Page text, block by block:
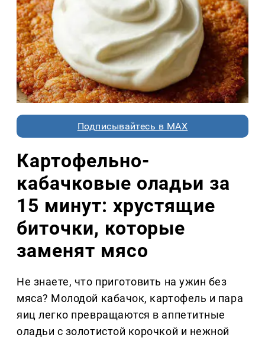
Подписывайтесь в MAX
Картофельно-
кабачковые оладьи за
15 минут: хрустящие
биточки, которые
заменят мясо
Не знаете, что приготовить на ужин без
мяса? Молодой кабачок, картофель и пара
яиц легко превращаются в аппетитные
оладьи с золотистой корочкой и нежной